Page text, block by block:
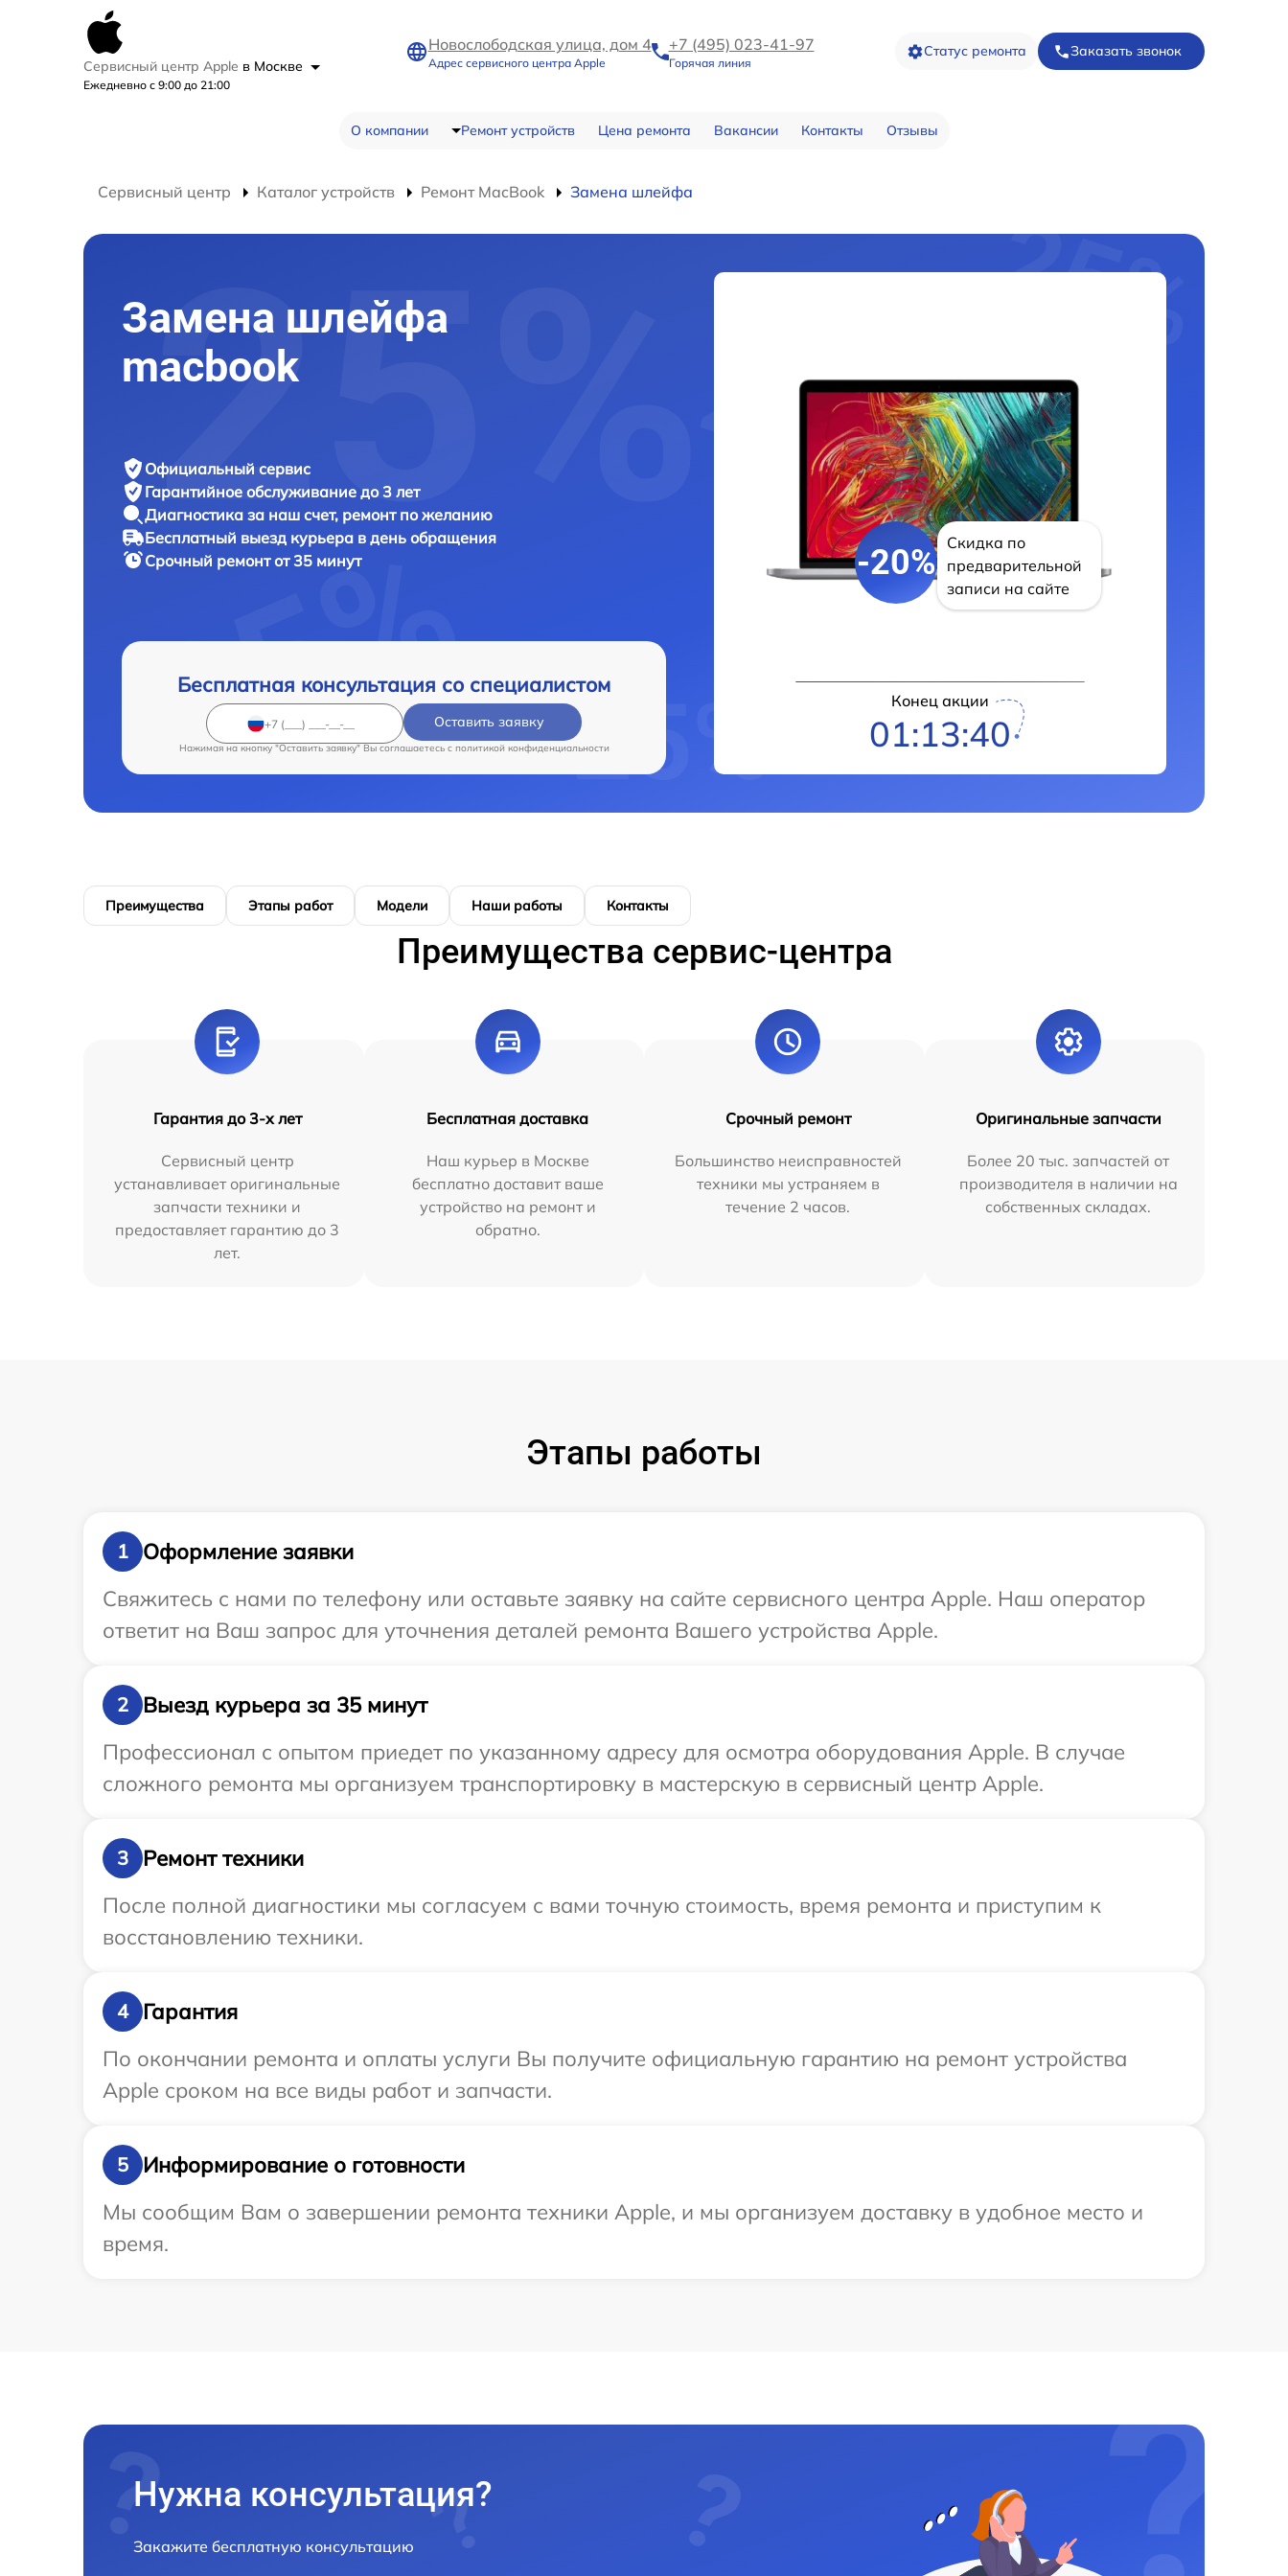
Сервисный центр Apple в Москве
Ежедневно с 9:00 до 21:00
Новослободская улица, дом 4
Адрес сервисного центра Apple
+7 (495) 023-41-97
Горячая линия
Статус ремонта Заказать звонок
О компании Ремонт устройств Цена ремонта Вакансии Контакты Отзывы
Сервисный центр Каталог устройств Ремонт MacBook Замена шлейфа
Замена шлейфа
macbook
Официальный сервис
Гарантийное обслуживание до 3 лет
Диагностика за наш счет, ремонт по желанию
Бесплатный выезд курьера в день обращения
Срочный ремонтот 35 минут
Бесплатная консультация со специалистом
Оставить заявку
Нажимая на кнопку "Оставить заявку" Вы соглашаетесь c политикой конфиденциальности
-20%
Скидка по
предварительной
записи на сайте
Конец акции
01:13:39
Преимущества Этапы работ Модели Наши работы Контакты
Преимущества сервис-центра
Гарантия до 3-х лет
Сервисный центр
устанавливает оригинальные
запчасти техники и
предоставляет гарантию до 3
лет.
Бесплатная доставка
Наш курьер в Москве
бесплатно доставит ваше
устройство на ремонт и
обратно.
Срочный ремонт
Большинство неисправностей
техники мы устраняем в
течение 2 часов.
Оригинальные запчасти
Более 20 тыс. запчастей от
производителя в наличии на
собственных складах.
Этапы работы
1
Оформление заявки
Свяжитесь с нами по телефону или оставьте заявку на сайте сервисного центра Apple. Наш оператор
ответит на Ваш запрос для уточнения деталей ремонта Вашего устройства Apple.
2
Выезд курьера за 35 минут
Профессионал с опытом приедет по указанному адресу для осмотра оборудования Apple. В случае
сложного ремонта мы организуем транспортировку в мастерскую в сервисный центр Apple.
3
Ремонт техники
После полной диагностики мы согласуем с вами точную стоимость, время ремонта и приступим к
восстановлению техники.
4
Гарантия
По окончании ремонта и оплаты услуги Вы получите официальную гарантию на ремонт устройства
Apple сроком на все виды работ и запчасти.
5
Информирование о готовности
Мы сообщим Вам о завершении ремонта техники Apple, и мы организуем доставку в удобное место и
время.
Нужна консультация?
Закажите бесплатную консультацию